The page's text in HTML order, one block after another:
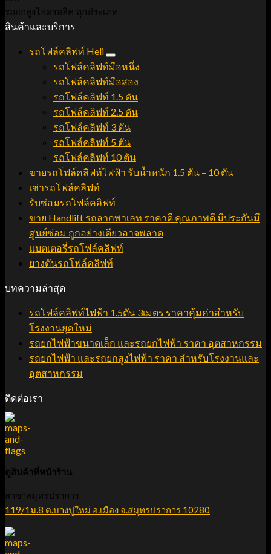
รถยกสูงไฮดรอลิค ทุกประเภท
สินค้าและบริการ
รถโฟล์คลิฟท์ Heli
รถโฟล์คลิฟท์มือหนึ่ง
รถโฟล์คลิฟท์มือสอง
รถโฟล์คลิฟท์ 1.5 ตัน
รถโฟล์คลิฟท์ 2.5 ตัน
รถโฟล์คลิฟท์ 3 ตัน
รถโฟล์คลิฟท์ 5 ตัน
รถโฟล์คลิฟท์ 10 ตัน
ขายรถโฟล์คลิฟท์ไฟฟ้า รับน้ำหนัก 1.5 ตัน – 10 ตัน
เช่ารถโฟล์คลิฟท์
รับซ่อมรถโฟล์คลิฟท์
ขาย Handlift รถลากพาเลท ราคาดี คุณภาพดี มีประกันมี
ศูนย์ซ่อม ถูกอย่างเดียวอาจพลาด
แบตเตอรี่รถโฟล์คลิฟท์
ยางตันรถโฟล์คลิฟท์
บทความล่าสุด
รถโฟล์คลิฟท์ไฟฟ้า 1.5ตัน 3เมตร ราคาคุ้มค่าสำหรับ
โรงงานยุคใหม่
รถยกไฟฟ้าขนาดเล็ก และรถยกไฟฟ้า ราคา อุตสาหกรรม
รถยกไฟฟ้า และรถยกสูงไฟฟ้า ราคา สำหรับโรงงานและ
อุตสาหกรรม
ติดต่อเรา
ดูสินค้าที่หน้าร้าน
สาขาสมุทรปราการ
119/1ม.8 ต.บางปูใหม่ อ.เมือง จ.สมุทรปราการ 10280